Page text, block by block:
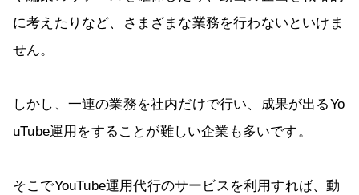
に考えたりなど、さまざまな業務を行わないといけま
せん。
しかし、一連の業務を社内だけで行い、成果が出るYo
uTube運用をすることが難しい企業も多いです。
そこでYouTube運用代行のサービスを利用すれば、動